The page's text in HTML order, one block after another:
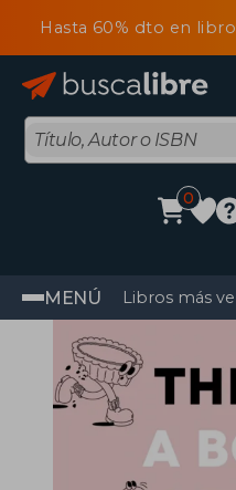
Hasta 60% dto en
0
MENÚ Libros más